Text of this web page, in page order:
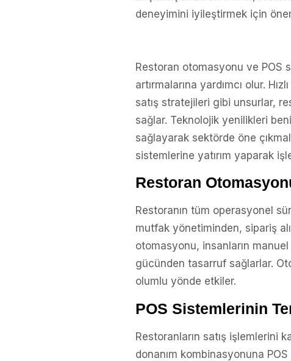
deneyimini iyileştirmek için
Restoran otomasyonu ve POS
artırmalarına yardımcı olur.
satış stratejileri gibi unsurlar,
sağlar. Teknolojik yenilikleri
sağlayarak sektörde öne
sistemlerine yatırım yaparak
Restoran
Restoranın tüm operasyonel
mutfak yönetiminden, sipariş
otomasyonu, insanların
gücünden tasarruf sağlarlar.
olumlu yönde etkiler.
POS Sistemlerinin
Restoranların satış işlemlerini
donanım kombinasyonuna